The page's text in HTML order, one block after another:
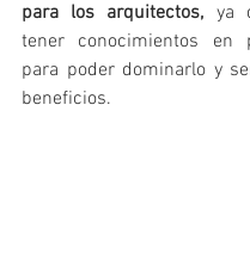
para los arquitectos, ya
tener conocimientos en
para poder dominarlo y
beneficios.